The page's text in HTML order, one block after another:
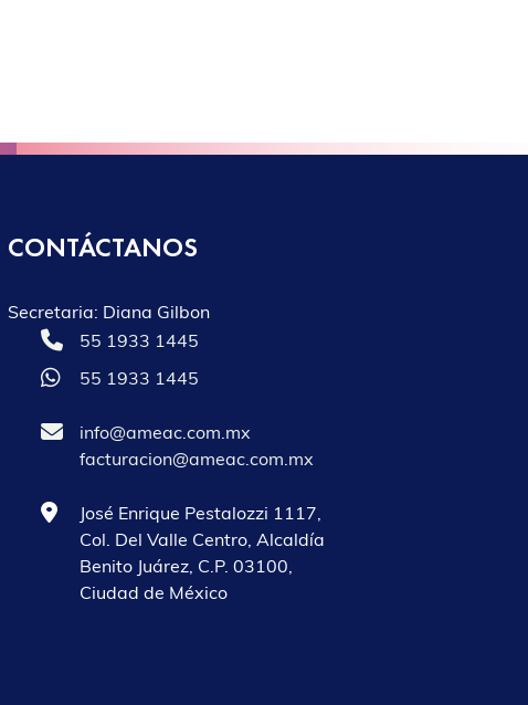
CONTÁCTANOS
Secretaria: Diana Gilbon
55 1933 1445
55 1933 1445
info@ameac.com.mx
facturacion@ameac.com.mx
José Enrique Pestalozzi 1117,
Col. Del Valle Centro, Alcaldía
Benito Juárez, C.P. 03100,
Ciudad de México